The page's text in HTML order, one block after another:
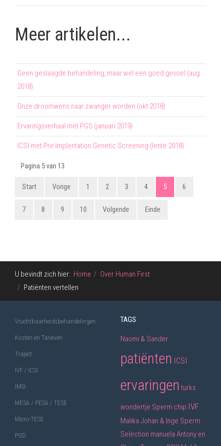
Meer artikelen...
Geen geslaagde behandeling, maar wel een goed gevoel (aug
2018)
Onze droomwens naar zwanger worden (okt 2018)
Ervaringsverhaal met PGS (januari 2019)
ICSI met Pre Implentation Genetic Screening (lente 2018)
Pagina 5 van 13
Start Vorige 1 2 3 4 5 6
7 8 9 10 Volgende Einde
U bevindt zich hier: Home
Over Human First
Patiënten vertellen
Vruchtbaarheidsbehandelingen
Kosten en Tarieven
Traject
IVF / ICSI
IMSI
MESA / PESA / TESE
Micro-TESE
PGD
TAGS
Naomi & Sander
patiënten ICSI
ervaringen turks
wondertje Sperm chip IVF
Malika Johan & Inge Sperm
Selection manuela Antony en